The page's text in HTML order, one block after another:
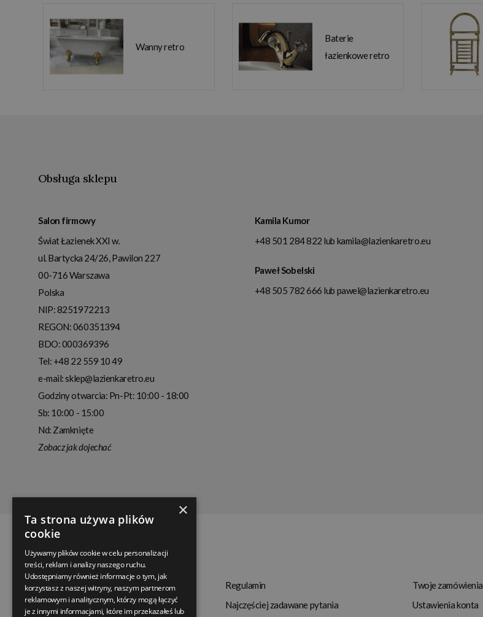
Wanny retro
Baterie
łazienkowe retro
Obsługa sklepu
Salon firmowy
Świat Łazienek XXI w.
ul. Bartycka 24/26, Pawilon 227
00-716Warszawa
Polska
NIP:8251972213
REGON: 060351394
BDO: 000369396
Tel: +48 22 559 10 49
e-mail:sklep@lazienkaretro.eu
Godziny otwarcia: Pn-Pt: 10:00 - 18:00
Sb: 10:00 - 15:00
Nd: Zamknięte
Zobacz jak dojechać
Kamila Kumor
+48 501 284 822 lub kamila@lazienkaretro.eu
Paweł Sobelski
+48 505 782 666 lub pawel@lazienkaretro.eu
Termin realizacji
Dostępność produktów
Regulamin
Najczęściej zadawane pytania
Twoje zamówienia
Ustawienia konta
×
Ta strona używa plików
cookie
Używamy plików cookie w celu personalizacji
treści, reklam i analizy naszego ruchu.
Udostępniamy również informacje o tym, jak
korzystasz z naszej witryny, naszym partnerom
reklamowym i analitycznym, którzy mogą łączyć
je z innymi informacjami, które im przekazałeś lub